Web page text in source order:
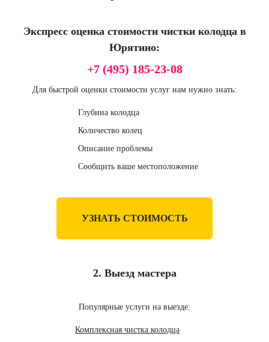
Экспресс оценка стоимости чистки колодца в
Юрятино:
+7 (495) 185-23-08
Для быстрой оценки стоимости услуг нам нужно знать:
Глубина колодца
Количество колец
Описание проблемы
Сообщить ваше местоположение
УЗНАТЬ СТОИМОСТЬ
2. Выезд мастера
Популярные услуги на выезде:
Комплексная чистка колодца